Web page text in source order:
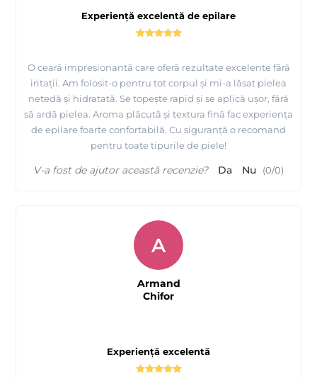
Tutorial epilare Brate cu Ceara FILM elastica MOV -
Experiență excelentă de epilare
O ceară impresionantă care oferă rezultate excelente fără
iritații. Am folosit-o pentru tot corpul și mi-a lăsat pielea
netedă și hidratată. Se topește rapid și se aplică ușor, fără
să ardă pielea. Aroma plăcută și textura fină fac experiența
de epilare foarte confortabilă. Cu siguranță o recomand
pentru toate tipurile de piele!
V-a fost de ajutor această recenzie? Da Nu (0/0)
Experiență excelentă
A
Armand
Chifor